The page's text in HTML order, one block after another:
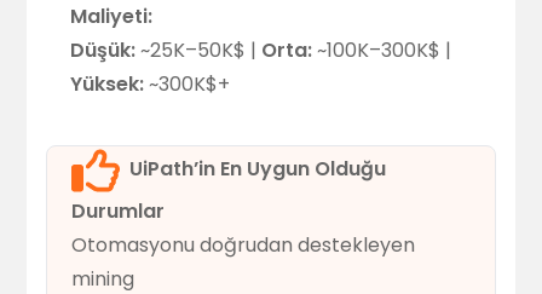
Maliyeti:
Düşük:~25K–50K$ | Orta:~100K–300K$ |
Yüksek:~300K$+
UiPath’in En Uygun Olduğu
Durumlar
Otomasyonu doğrudan destekleyen
mining